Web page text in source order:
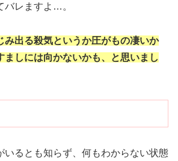
バレますよ…。
み出る殺気というか圧がもの凄いか
ましには向かないかも、と思いまし
いるとも知らず、何もわからない状態